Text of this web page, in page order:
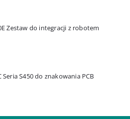
Zestaw do integracji z robotem
Seria S450 do znakowania PCB